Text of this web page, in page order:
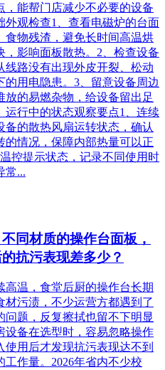
，能帮门店减少不必要的设备
外观检查1、查看电磁炉的台面
食物残渣，避免长时间高温烘
，影响面板散热。2、检查设备
线路没有出现外皮开裂、松动
的用电隐患。3、留意设备周边
放的易燃杂物，给设备留出足
运行中的状态观察要点1、连续
备的散热风扇运转状态，确认
的情况，保障内部热量可以正
控提示状态，记录不同使用时
常...
同材质的操作台面板，
抗污表现差多少？
高温，食堂后厨的操作台长期
材污渍，不少运营方都遇到了
问题，反复擦拭也留不下明显
设备在选型时，容易忽略操作
用后才发现抗污表现达不到
作量。2026年省内不少校